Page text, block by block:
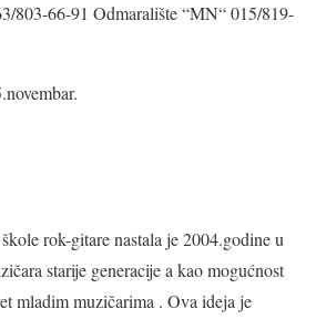
803-66-91 Odmaralište “MN“ 015/819-
rok-gitare nastala je 2004.godine u
starije generacije a kao mogućnost
mladim muzičarima . Ova ideja je